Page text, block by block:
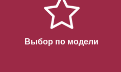
Выбор по модели